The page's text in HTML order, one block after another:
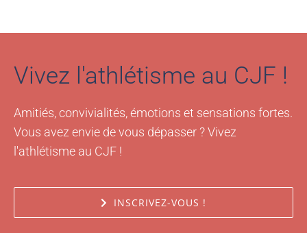
Vivez l'athlétisme au CJF !
Amitiés, convivialités, émotions et sensations fortes.
Vous avez envie de vous dépasser ? Vivez
l'athlétisme au CJF !
INSCRIVEZ-VOUS !